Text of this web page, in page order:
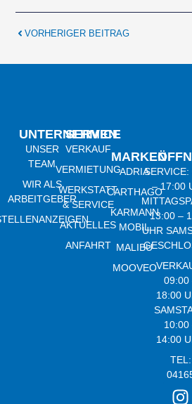
VORHERIGER BEITRAG
UNTERNEHMEN
UNSER
TEAM
WIR ALS
ARBEITGEBER
SERVICE
VERKAUF
VERMIETUNG
WERKSTATT
& SERVICE
AKTUELLES
ANFAHRT
MARKEN
ADRIA
CARTHAGO
KARMANN
MOBIL
MALIBU
MOOVEO
– 17:00
13:00 –
UHR
09:00
18:00
10:00
14:00
TEL:
21920